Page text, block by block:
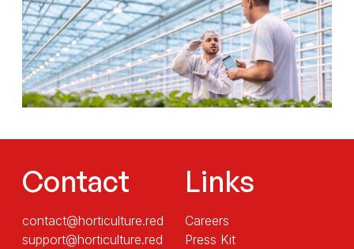
Contact
contact@horticulture.red
support@horticulture.red
Links
Careers
Press Kit